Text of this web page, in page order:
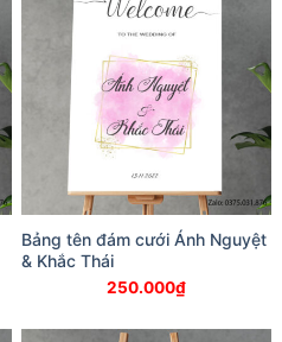
Bảng tên đám cưới Ánh Nguyệt
& Khắc Thái
250.000₫